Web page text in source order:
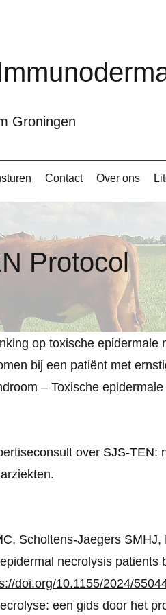
Groningen
Contact Over ons
UMCG
Protocol
op toxische
bij een patiënt met
– Toxische
over SJS-
Scholtens-Jaegers
necrolysis
doi.org/10.1155/2024/
een gids door het